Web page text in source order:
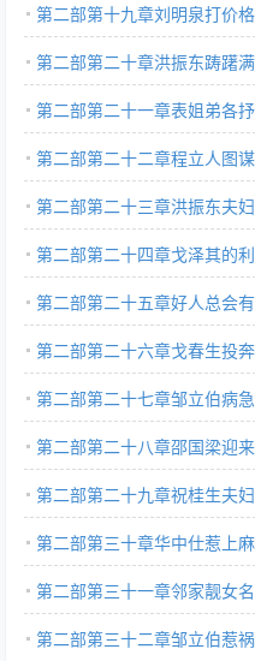
第二部第十九章刘明泉打价
第二部第二十章洪振东踌躇
第二部第二十一章表姐弟各
第二部第二十二章程立人图
第二部第二十三章洪振东夫
第二部第二十四章戈泽其的
第二部第二十五章好人总会
第二部第二十六章戈春生投
第二部第二十七章邹立伯病
第二部第二十八章邵国梁迎
第二部第二十九章祝桂生夫
第二部第三十章华中仕惹上
第二部第三十一章邻家靓女
第二部第三十二章邹立伯惹